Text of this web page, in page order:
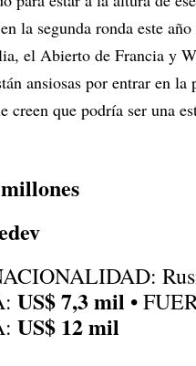
la segunda ronda este
el Abierto de Francia y
ansiosas por entrar en la
creen que podría ser una
US$ 7,3 mil •
US$ 12 mil